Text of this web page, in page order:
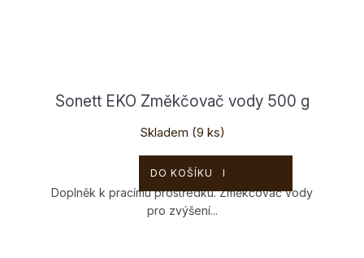
Sonett EKO Změkčovač vody 500 g
Skladem (9 ks)
DO KOŠÍKU
Doplněk k pracímu prostředku. Změkčovač vody
pro zvýšení...